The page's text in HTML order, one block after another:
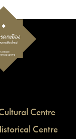
Centre
Centre